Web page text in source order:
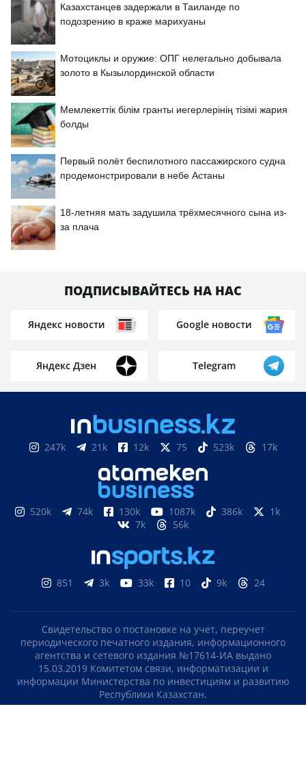
Казахстанцев задержали в Таиланде по
подозрению в краже марихуаны
Мотоциклы и оружие: ОПГ нелегально добывала
золото в Кызылординской области
Мемлекеттік білім гранты иегерлерінің тізімі жария
болды
Первый полёт беспилотного пассажирского судна
продемонстрировали в небе Астаны
18-летняя мать задушила трёхмесячного сына из-
за плача
ПОДПИСЫВАЙТЕСЬ НА НАС
Яндекс новости Google новости
Яндекс Дзен Telegram
247k 21k 12k 75 523k 17k
520k 74k 130k 1087k 386k
1k
7k
56k
851 3k 33k 10 9k 24
Свидетельство о постановке на учет, переучет
периодического печатного издания, информационного
агентства и сетевого издания №17614-ИА выдано
15.03.2019 Комитетом связи, информатизации и
информации Министерства по инвестициям и развитию
Республики Казахстан.